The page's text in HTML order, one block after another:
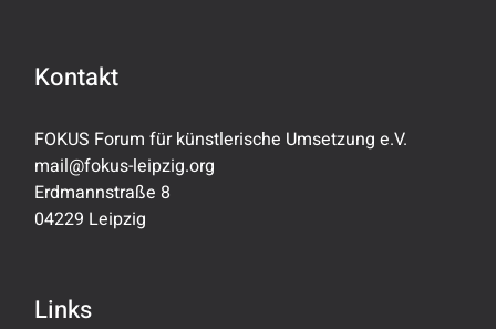
Kontakt
FOKUS Forum für künstlerische Umsetzung e.V.
mail@fokus-leipzig.org
Erdmannstraße 8
04229 Leipzig
Links